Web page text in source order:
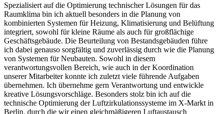
Spezialisiert auf die Optimierung technischer Lösungen für das
Raumklima bin ich aktuell besonders in die Planung von
kombinierten Systemen für Heizung, Klimatisierung und Belüftung
integriert, sowohl für kleine Räume als auch für großflächige
Geschäftsgebäude. Die Beurteilung von Bestandsgebäuden führe
ich dabei genauso sorgfältig und zuverlässig durch wie die Planung
von Systemen für Neubauten. Sowohl in diesem
verantwortungsvollen Bereich, wie auch in der Koordination
unserer Mitarbeiter konnte ich zuletzt viele führende Aufgaben
übernehmen. Ich übernehme gern Verantwortung und entwickle
kreative Lösungsvorschläge. Besonders stolz bin ich auf die
technische Optimierung der Luftzirkulationssysteme im X-Markt in
Berlin, durch die wir einen gleichmäßigeren Luftaustausch